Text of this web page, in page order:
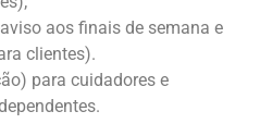
aos finais de semana e
clientes).
para cuidadores e